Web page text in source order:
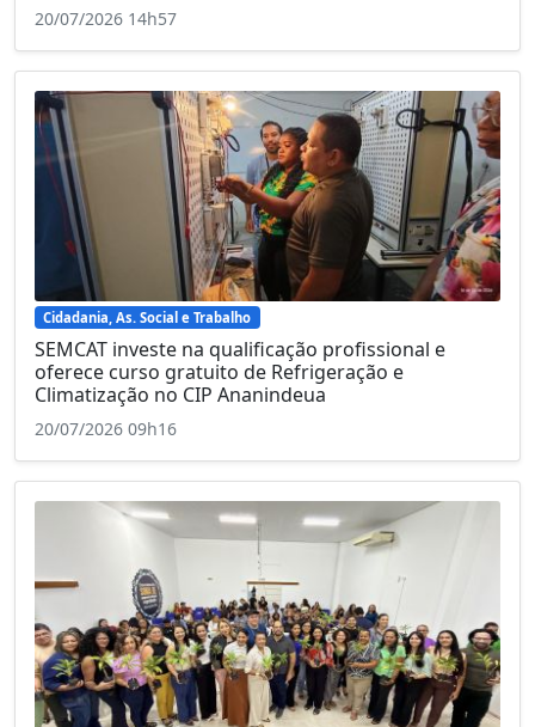
20/07/2026 14h57
Cidadania, As. Social e Trabalho
SEMCAT investe na qualificação profissional e
oferece curso gratuito de Refrigeração e
Climatização no CIP Ananindeua
20/07/2026 09h16